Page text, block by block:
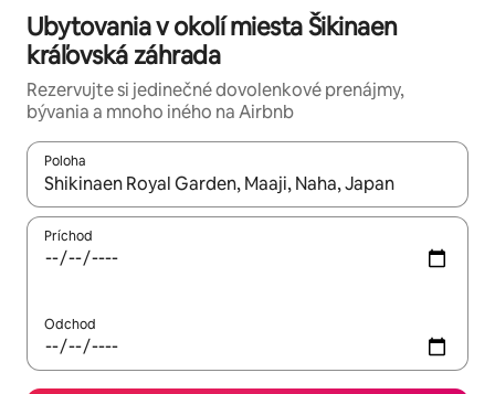
Ubytovania v okolí miesta Šikinaen
kráľovská záhrada
Rezervujte si jedinečné dovolenkové prenájmy,
bývania a mnoho iného na Airbnb
Poloha
Keď budú výsledky k dispozícii, môžete si ich prechádzať
Príchod
Odchod